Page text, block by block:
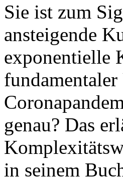
Sie ist zum
ansteigende
exponentielle
genau? Das
in seinem